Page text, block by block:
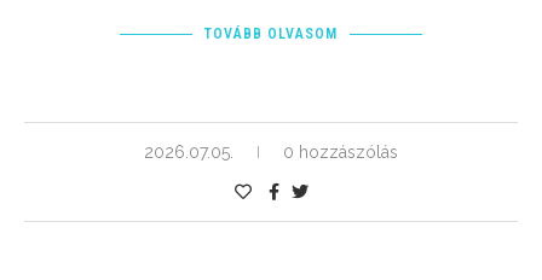
TOVÁBB OLVASOM
2026.07.05. 0 hozzászólás